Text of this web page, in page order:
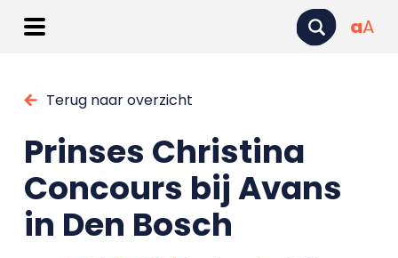
aA
Terug naar overzicht
Prinses Christina
Concours bij Avans
in Den Bosch